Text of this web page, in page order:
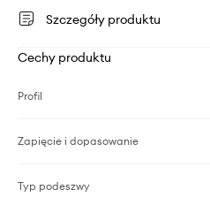
Szczegóły produktu
Cechy produktu
Profil
Zapięcie i dopasowanie
Typ podeszwy